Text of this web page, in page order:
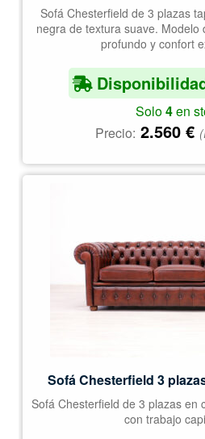
Sofá Chesterfield de 3 plazas
negra de textura suave. Modelo
profundo y confort
Solo4en
Precio: 2.560 €
Sofá Chesterfield 3
Sofá Chesterfield de 3 plazas en
con trabajo